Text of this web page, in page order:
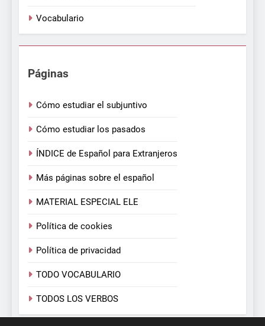
Vocabulario
Páginas
Cómo estudiar el subjuntivo
Cómo estudiar los pasados
ÍNDICE de Español para Extranjeros
Más páginas sobre el español
MATERIAL ESPECIAL ELE
Política de cookies
Política de privacidad
TODO VOCABULARIO
TODOS LOS VERBOS